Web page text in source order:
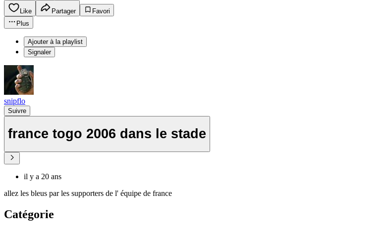
Like Partager
Favori
Plus
Ajouter à la playlist
Signaler
snipflo
Suivre
france togo 2006 dans le stade
il y a 20 ans
allez les bleus par les supporters de l' équipe de france
Catégorie